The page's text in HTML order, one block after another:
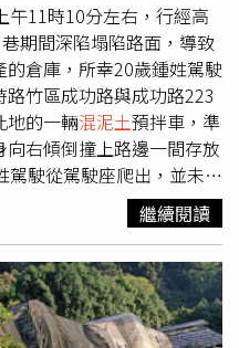
午11時10分左右，行經高
期間深陷塌陷路面，導致
倉庫，所幸20歲鍾姓駕駛
竹區成功路與成功路223
地的一輛混泥土預拌車，準
右傾倒撞上路邊一間存放
駛從駕駛座爬出，並未受
，指導3名員警分別在事
並經市政水利局勘驗，初
陷現場周圍民宅不必撤
輛安全移置，並將與水利
，依法告發。
繼續閱讀